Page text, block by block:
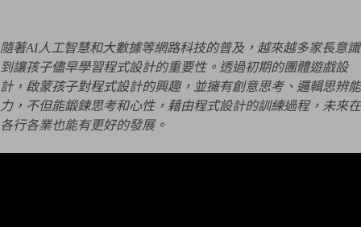
隨著AI人工智慧和大數據等網路科技的普及，越來越多家長意識
到讓孩子儘早學習程式設計的重要性。透過初期的團體遊戲設
計，啟蒙孩子對程式設計的興趣，並擁有創意思考、邏輯思辨能
力，不但能鍛鍊思考和心性，藉由程式設計的訓練過程，未來在
各行各業也能有更好的發展。